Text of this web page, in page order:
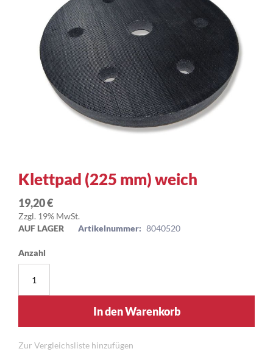
Klettpad (225 mm) weich
19,20 €
Zzgl. 19% MwSt.
AUF LAGER
Artikelnummer: 8040520
Anzahl
In den Warenkorb
Zur Vergleichsliste hinzufügen
Zum
Anfang
der
Bildergalerie
springen